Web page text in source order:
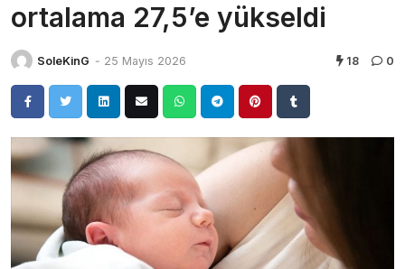
ortalama 27,5’e yükseldi
SoleKinG - 25 Mayıs 2026 18 0